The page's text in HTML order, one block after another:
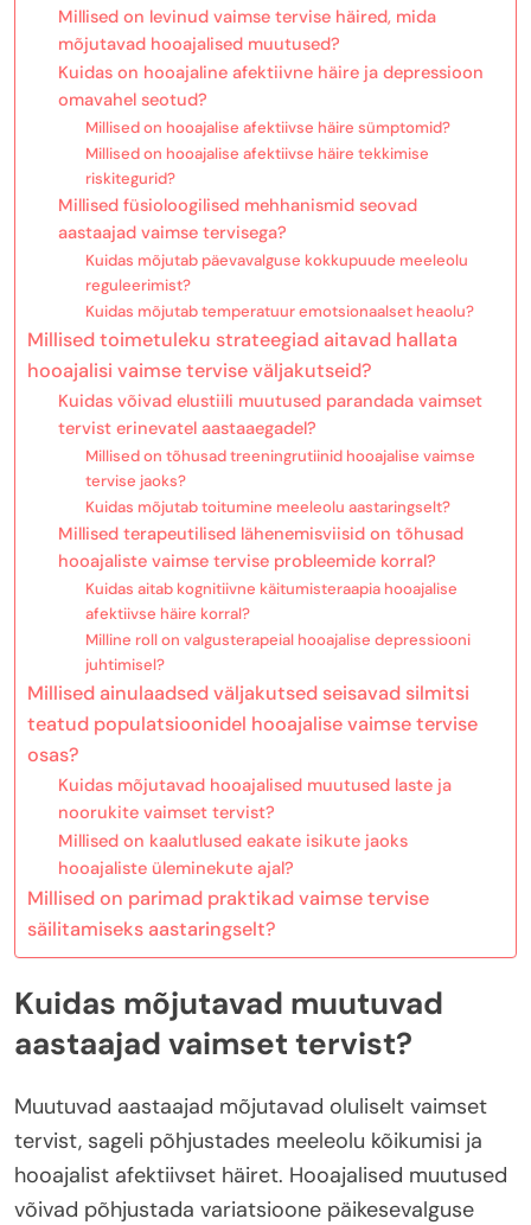
Millised on levinud vaimse tervise häired, mida
mõjutavad hooajalised muutused?
Kuidas on hooajaline afektiivne häire ja depressioon
omavahel seotud?
Millised on hooajalise afektiivse häire sümptomid?
Millised on hooajalise afektiivse häire tekkimise
riskitegurid?
Millised füsioloogilised mehhanismid seovad
aastaajad vaimse tervisega?
Kuidas mõjutab päevavalguse kokkupuude meeleolu
reguleerimist?
Kuidas mõjutab temperatuur emotsionaalset heaolu?
Millised toimetuleku strateegiad aitavad hallata
hooajalisi vaimse tervise väljakutseid?
Kuidas võivad elustiili muutused parandada vaimset
tervist erinevatel aastaaegadel?
Millised on tõhusad treeningrutiinid hooajalise vaimse
tervise jaoks?
Kuidas mõjutab toitumine meeleolu aastaringselt?
Millised terapeutilised lähenemisviisid on tõhusad
hooajaliste vaimse tervise probleemide korral?
Kuidas aitab kognitiivne käitumisteraapia hooajalise
afektiivse häire korral?
Milline roll on valgusterapeial hooajalise depressiooni
juhtimisel?
Millised ainulaadsed väljakutsed seisavad silmitsi
teatud populatsioonidel hooajalise vaimse tervise
osas?
Kuidas mõjutavad hooajalised muutused laste ja
noorukite vaimset tervist?
Millised on kaalutlused eakate isikute jaoks
hooajaliste üleminekute ajal?
Millised on parimad praktikad vaimse tervise
säilitamiseks aastaringselt?
Kuidas mõjutavad muutuvad
aastaajad vaimset tervist?
Muutuvad aastaajad mõjutavad oluliselt vaimset
tervist, sageli põhjustades meeleolu kõikumisi ja
hooajalist afektiivset häiret. Hooajalised muutused
võivad põhjustada variatsioone päikesevalguse